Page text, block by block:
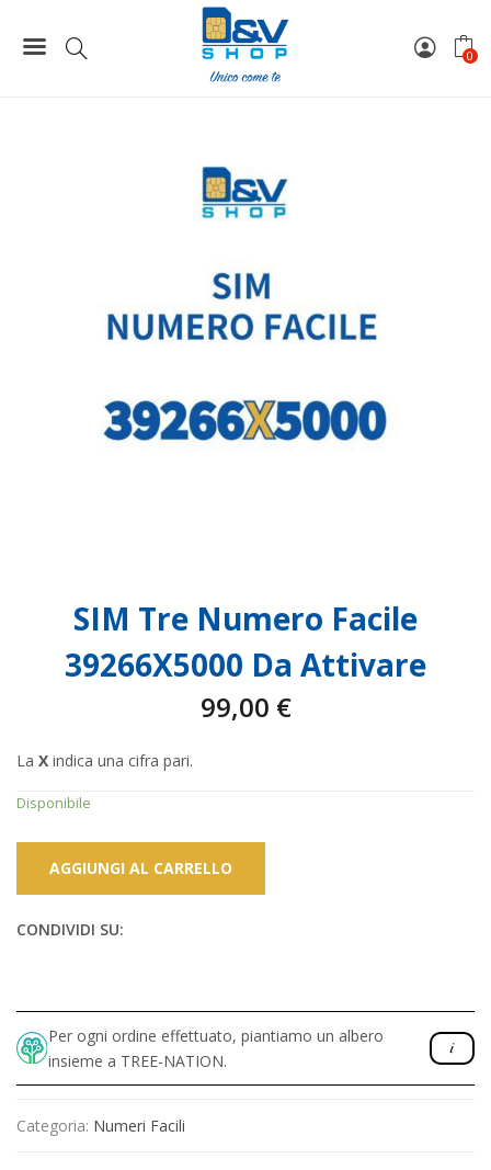
0
SIM Tre Numero Facile 39266X5000 Da Attivare
SIM Tre Numero Facile
39266X5000 Da Attivare
99,00 €
La X indica una cifra pari.
Disponibile
AGGIUNGI AL CARRELLO
CONDIVIDI SU:
Per ogni ordine effettuato, piantiamo un albero
insieme a TREE-NATION.
Categoria: Numeri Facili